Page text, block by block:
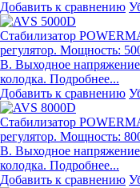
Добавить к сравнению
Стабилизатор
регулятор. Мощность:
В. Выходное
колодка. Подробнее...
Добавить к сравнению
Стабилизатор
регулятор. Мощность:
В. Выходное
колодка. Подробнее...
Добавить к сравнению